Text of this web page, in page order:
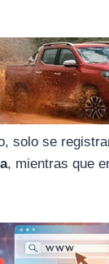
solo se
, mientras que